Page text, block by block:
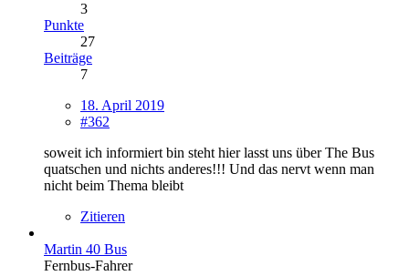
3
Punkte
27
Beiträge
7
18. April 2019
#362
soweit ich informiert bin steht hier lasst uns über The Bus
quatschen und nichts anderes!!! Und das nervt wenn man
nicht beim Thema bleibt
Zitieren
Martin 40 Bus
Fernbus-Fahrer